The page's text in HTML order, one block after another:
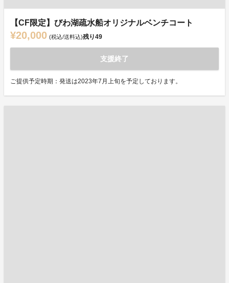
【CF限定】びわ湖疏水船オリジナルベンチコート
¥20,000 (税込/送料込)残り49
支援終了
ご提供予定時期：発送は2023年7月上旬を予定しております。